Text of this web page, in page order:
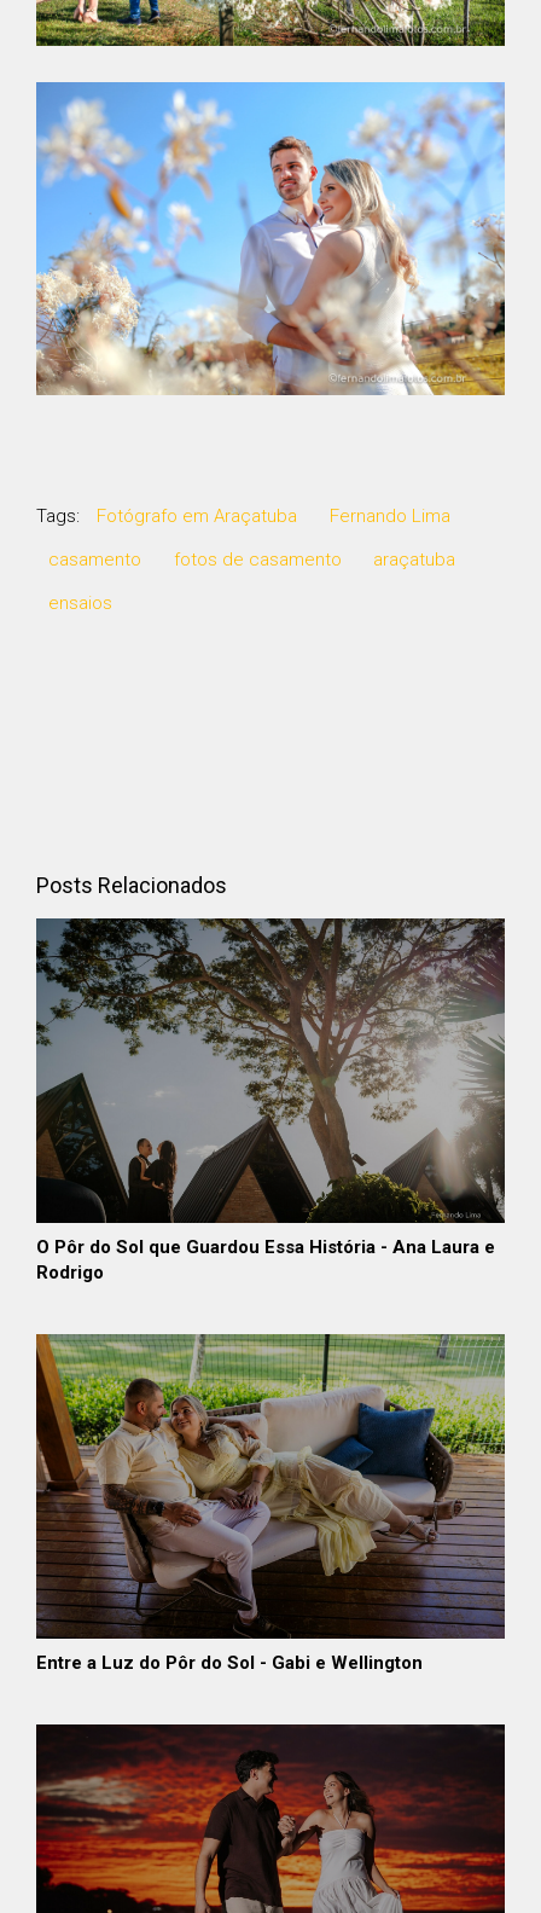
Tags: Fotógrafo em Araçatuba
Fernando Lima
casamento
fotos de casamento
araçatuba
ensaios
Posts Relacionados
O Pôr do Sol que Guardou Essa História - Ana Laura e
Rodrigo
Entre a Luz do Pôr do Sol - Gabi e Wellington